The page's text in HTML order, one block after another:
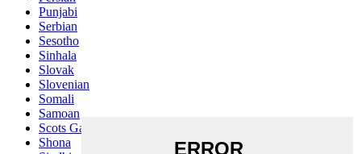
Punjabi
Serbian
Sesotho
Sinhala
Slovak
Slovenian
Somali
Samoan
Scots Gaelic
Shona